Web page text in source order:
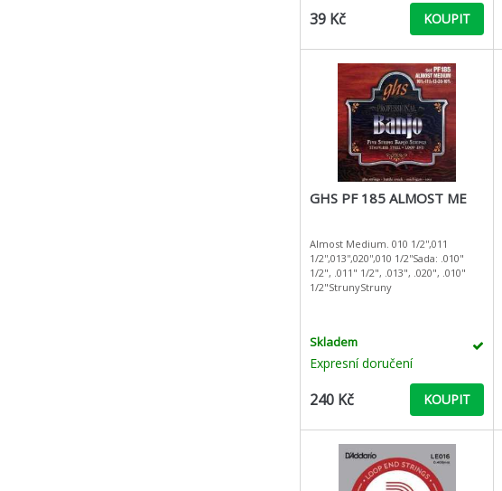
39 Kč KOUPIT
GHS PF 185 ALMOST ME
Almost Medium. 010 1/2'',011
1/2'',013'',020'',010 1/2''Sada: .010"
1/2", .011" 1/2", .013", .020", .010"
1/2"StrunyStruny
Skladem
Expresní doručení
240 Kč KOUPIT